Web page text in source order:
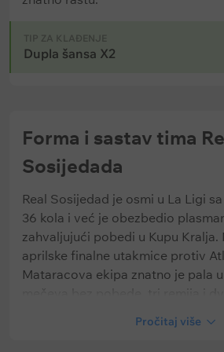
TIP ZA KLAĐENJE
Dupla šansa X2
Forma i sastav tima
Sosijedada
Real Sosijedad je osmi u La Ligi
36 kola i već je obezbedio
zahvaljujući pobedi u Kupu Kralja.
aprilske finalne utakmice protiv
Mataracova ekipa znatno je pala
sezone i dalje neizvesna — tim je
Pročitaj više